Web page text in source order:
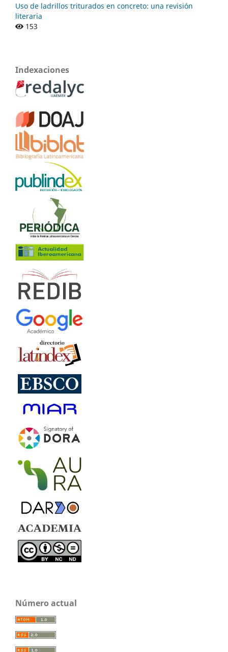
Uso de ladrillos triturados en concreto: una revisión
literaria
153
Indexaciones
Número actual